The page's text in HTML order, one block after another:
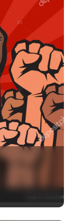
No hay comentarios